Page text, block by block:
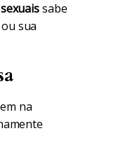
sabe
sua
na